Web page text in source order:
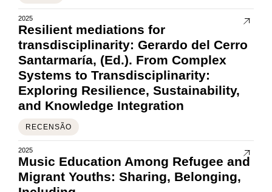
2025
Resilient mediations for
transdisciplinarity: Gerardo del Cerro
Santarmaría, (Ed.). From Complex
Systems to Transdisciplinarity:
Exploring Resilience, Sustainability,
and Knowledge Integration
RECENSÃO
2025
Music Education Among Refugee and
Migrant Youths: Sharing, Belonging,